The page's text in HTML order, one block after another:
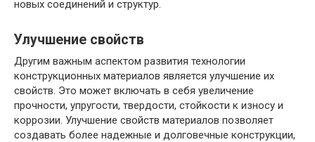
новых соединений и структур.
Улучшение свойств
Другим важным аспектом развития технологии
конструкционных материалов является улучшение их
свойств. Это может включать в себя увеличение
прочности, упругости, твердости, стойкости к износу и
коррозии. Улучшение свойств материалов позволяет
создавать более надежные и долговечные конструкции,